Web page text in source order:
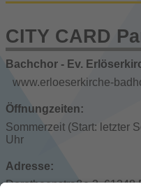
CITY CARD
Bachchor - Ev.
www.erloeserkirche-
Öffnungzeiten:
Sommerzeit (Start: letzter
Uhr
Adresse:
Dorotheenstraße 3, 61348